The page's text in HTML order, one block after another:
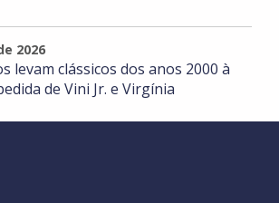
2026
levam clássicos dos anos 2000 à
de Vini Jr. e Virgínia